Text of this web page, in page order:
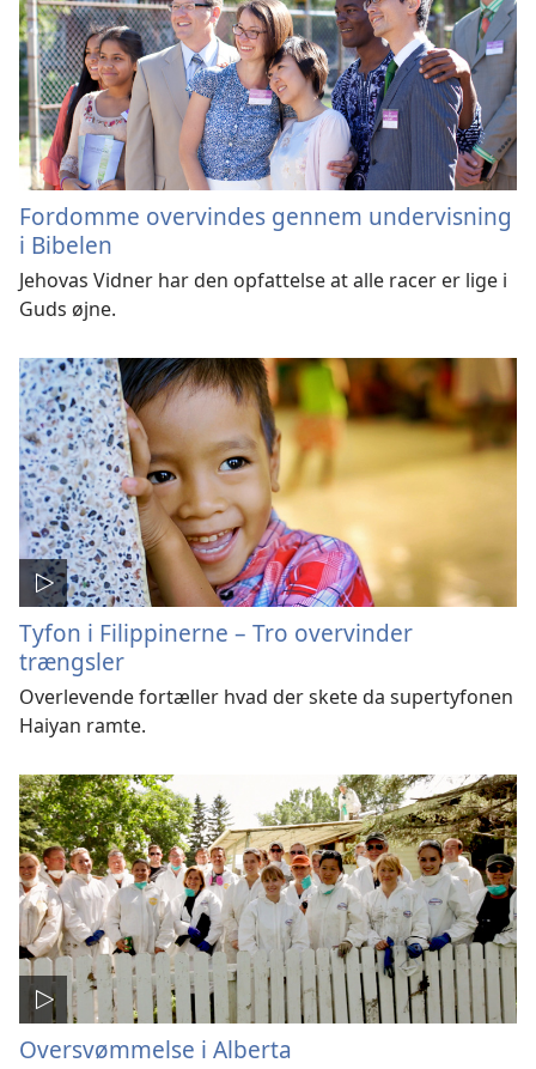
Fordomme overvindes gennem undervisning
i Bibelen
Jehovas Vidner har den opfattelse at alle racer er lige i
Guds øjne.
Tyfon i Filippinerne – Tro overvinder
trængsler
Overlevende fortæller hvad der skete da supertyfonen
Haiyan ramte.
Oversvømmelse i Alberta